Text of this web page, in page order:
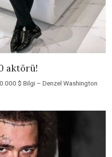
aktörü!
$ Bilgi – Denzel Washington